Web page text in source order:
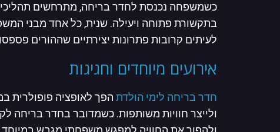
כשמשפחה נכנסת לחדר בריחה, מתרחשים
בתקשורת פתוחה ויעילה. שנית, כל אחד מבני
לעיתים קרובות פתרונות יצירתיים שההורים
אירועים מיוחדים וחגיגות
חדר בריחה לימי הולדת הפך לאופציה פופולרית
ולייצר חוויות משותפות. כשמדובר בחדר בריחה